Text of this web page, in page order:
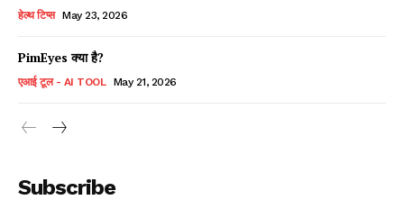
हेल्थ टिप्स May 23, 2026
PimEyes क्या है?
एआई टूल - AI TOOL May 21, 2026
Subscribe